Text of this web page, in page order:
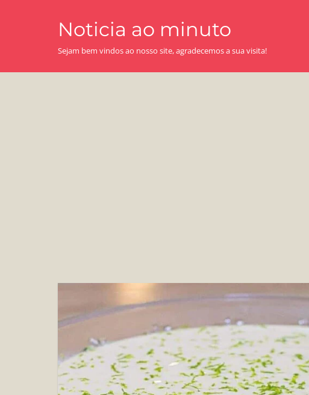
Noticia ao minuto
Sejam bem vindos ao nosso site, agradecemos a sua visita!